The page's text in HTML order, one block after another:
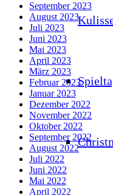
September 2023
August 2023
Juli 2023
Juni 2023
Mai 2023
April 2023
März 2023
Februar 2023
Januar 2023
Dezember 2022
November 2022
Oktober 2022
September 2022
August 2022
Juli 2022
Juni 2022
Mai 2022
April 2022